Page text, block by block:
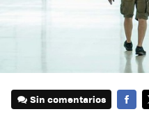
Sin comentarios